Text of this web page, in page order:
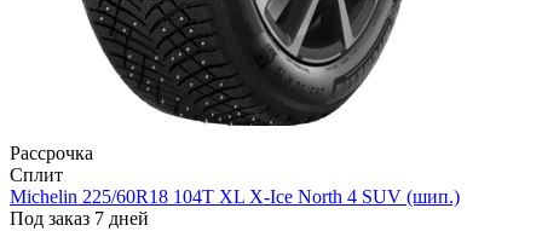
Рассрочка
Сплит
Michelin 225/60R18 104T XL X-Ice North 4 SUV (шип.)
Под заказ 7 дней